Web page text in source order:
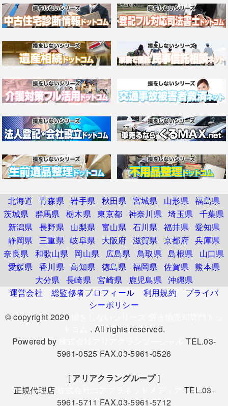
北海道 青森県 岩手県 秋田県 宮城県 山形県 福島県
茨城県 群馬県 栃木県 東京都 神奈川県 埼玉県 千葉県
新潟県 長野県 山梨県 富山県 石川県 福井県 愛知県
静岡県 三重県 岐阜県 大阪府 滋賀県 京都府 兵庫県
奈良県 和歌山県 岡山県 広島県 鳥取県 島根県
山口県
愛媛県 香川県 高知県 徳島県 福岡県 佐賀県 熊本県
大分県 長崎県 宮崎県 鹿児島県 沖縄県
運営会社
総監修者プロフィール 利用規約
プライバ
シーポリシー
© copyright 2020
. All rights reserved.
Powered by
TEL.03-
5961-0525 FAX.03-5961-0526
[ アリアクラングループ]
正規代理店
TEL.03-
5961-5711 FAX.03-5961-5712